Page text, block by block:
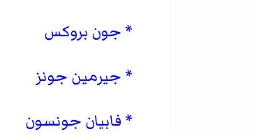
جون بروكس
جيرمين جونز
فابيان جونسون